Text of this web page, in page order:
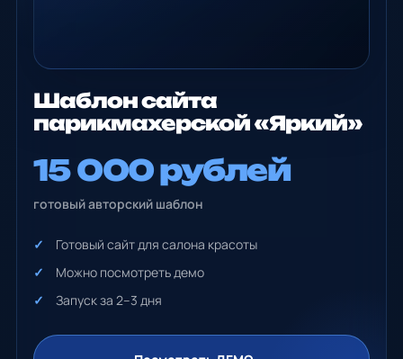
Шаблон сайта
парикмахерской «Яркий»
15 000 рублей
готовый авторский шаблон
Готовый сайт для салона красоты
Можно посмотреть демо
Запуск за 2–3 дня